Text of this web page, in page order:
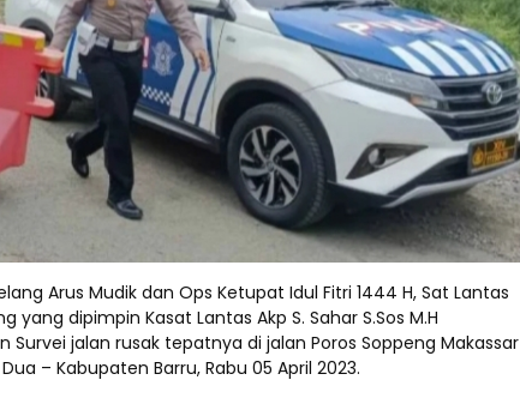
Arus Mudik dan Ops Ketupat Idul Fitri 1444 H, Sat Lantas
yang dipimpin Kasat Lantas Akp S. Sahar S.Sos M.H
Survei jalan rusak tepatnya di jalan Poros Soppeng Makassar
– Kabupaten Barru, Rabu 05 April 2023.